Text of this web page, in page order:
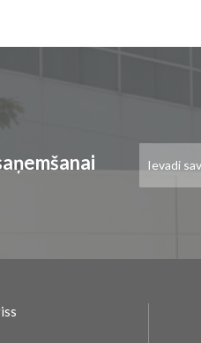
jaunumu